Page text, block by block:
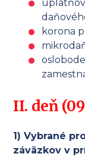
korona
II. deň
1) Vybrané
záväzkov v